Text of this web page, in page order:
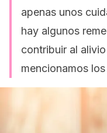
apenas unos
hay algunos
contribuir al
mencionamos